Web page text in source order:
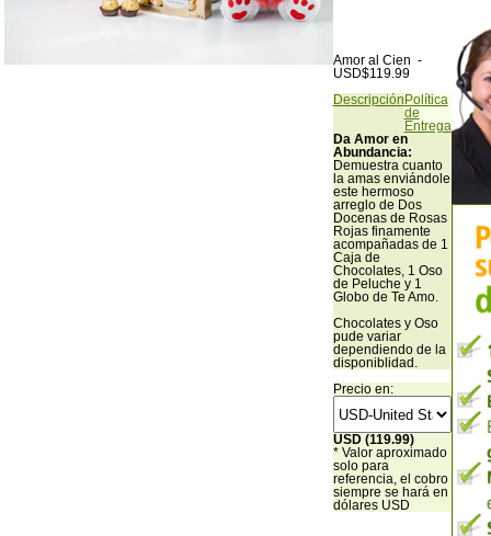
Amor al Cien -
USD$119.99
Descripción Política
de
Entrega
Da Amor en
Abundancia:
Demuestra cuanto
la amas enviándole
este hermoso
arreglo de Dos
Docenas de Rosas
Rojas finamente
acompañadas de 1
Caja de
Chocolates, 1 Oso
de Peluche y 1
Globo de Te Amo.
Chocolates y Oso
pude variar
dependiendo de la
disponiblidad.
Precio en:
USD (119.99)
* Valor aproximado
solo para
referencia, el cobro
siempre se hará en
dólares USD